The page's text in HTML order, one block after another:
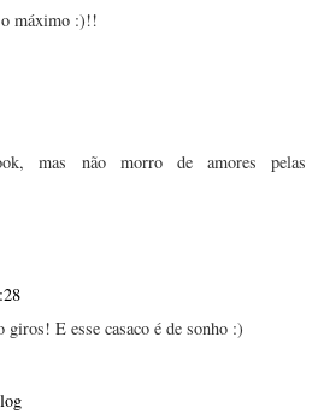
o máximo :)!!
mas não morro de amores pelas
giros! E esse casaco é de sonho :)